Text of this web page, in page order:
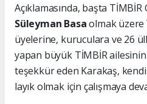
Açıklamasında, başta TİMBİR
Süleyman Basaolmak
üyelerine, kuruculara ve 26
yapan büyük TİMBİR
teşekkür eden Karakaş,
layık olmak için çalışmaya